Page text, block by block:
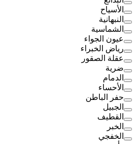
الأسياح
النبهانية
الشماسية
عيون الجواء
رياض الخبراء
عقلة الصقور
ضرية
الدمام
الأحساء
حفر الباطن
الجبيل
القطيف
الخبر
الخفجي